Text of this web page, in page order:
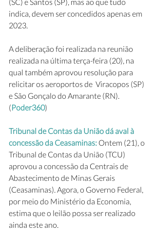
indica, devem ser concedidos apenas em
2023.
A deliberação foi realizada na reunião
realizada na última terça-feira (20), na
qual também aprovou resolução para
relicitar os aeroportos de  Viracopos (SP)
e São Gonçalo do Amarante (RN).
(Poder360)
Tribunal de Contas da União dá aval à
concessão da Ceasaminas: Ontem (21), o
Tribunal de Contas da União (TCU)
aprovou a concessão da Centrais de
Abastecimento de Minas Gerais
(Ceasaminas). Agora, o Governo Federal,
por meio do Ministério da Economia,
estima que o leilão possa ser realizado
ainda este ano.